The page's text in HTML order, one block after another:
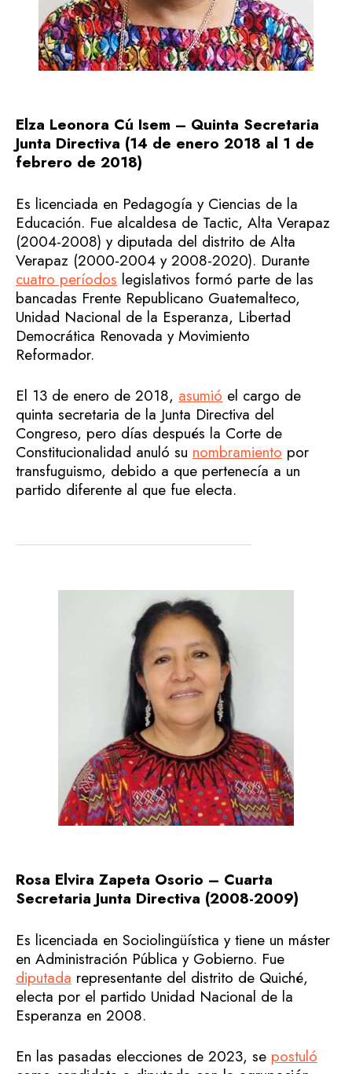
Elza Leonora Cú Isem – Quinta Secretaria
Junta Directiva (14 de enero 2018 al 1 de
febrero de 2018)
Es licenciada en Pedagogía y Ciencias de la
Educación. Fue alcaldesa de Tactic, Alta Verapaz
(2004-2008) y diputada del distrito de Alta
Verapaz (2000-2004 y 2008-2020). Durante
cuatro períodos legislativos formó parte de las
bancadas Frente Republicano Guatemalteco,
Unidad Nacional de la Esperanza, Libertad
Democrática Renovada y Movimiento
Reformador.
El 13 de enero de 2018, asumió el cargo de
quinta secretaria de la Junta Directiva del
Congreso, pero días después la Corte de
Constitucionalidad anuló su nombramiento por
transfuguismo, debido a que pertenecía a un
partido diferente al que fue electa.
Rosa Elvira Zapeta Osorio – Cuarta
Secretaria Junta Directiva (2008-2009)
Es licenciada en Sociolingüística y tiene un máster
en Administración Pública y Gobierno. Fue
diputada representante del distrito de Quiché,
electa por el partido Unidad Nacional de la
Esperanza en 2008.
En las pasadas elecciones de 2023, se postuló